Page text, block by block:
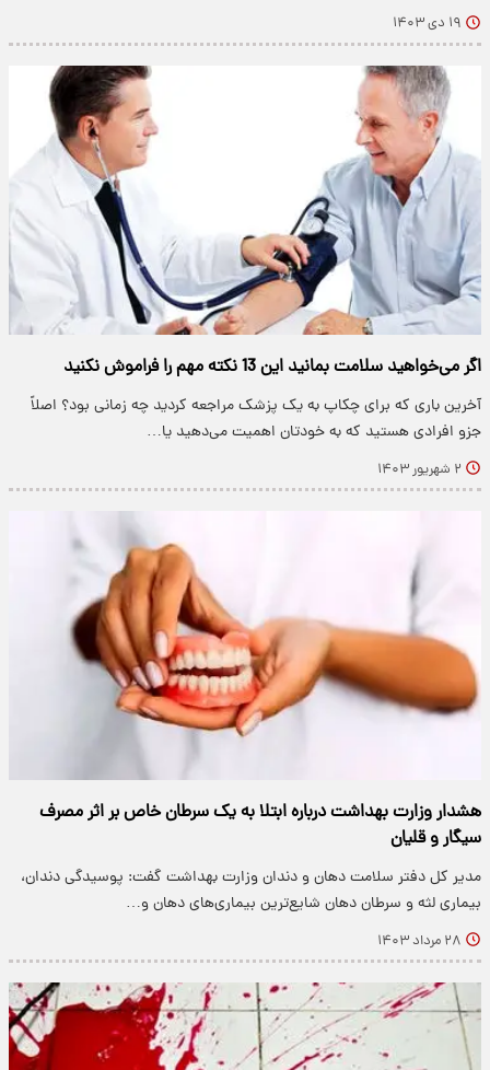
۱۹ دی ۱۴۰۳
اگر می‌خواهید سلامت بمانید این 13 نکته مهم را فراموش نکنید
آخرین باری که برای چکاپ به یک پزشک مراجعه کردید چه زمانی بود؟ اصلاً
جزو افرادی هستید که به خودتان اهمیت می‌دهید یا…
۲ شهریور ۱۴۰۳
هشدار وزارت بهداشت درباره ابتلا به یک سرطان خاص بر اثر مصرف
سیگار و قلیان
مدیر کل دفتر سلامت دهان و دندان وزارت بهداشت گفت: پوسیدگی دندان،
بیماری لثه و سرطان دهان شایع‌ترین بیماری‌های دهان و…
۲۸ مرداد ۱۴۰۳